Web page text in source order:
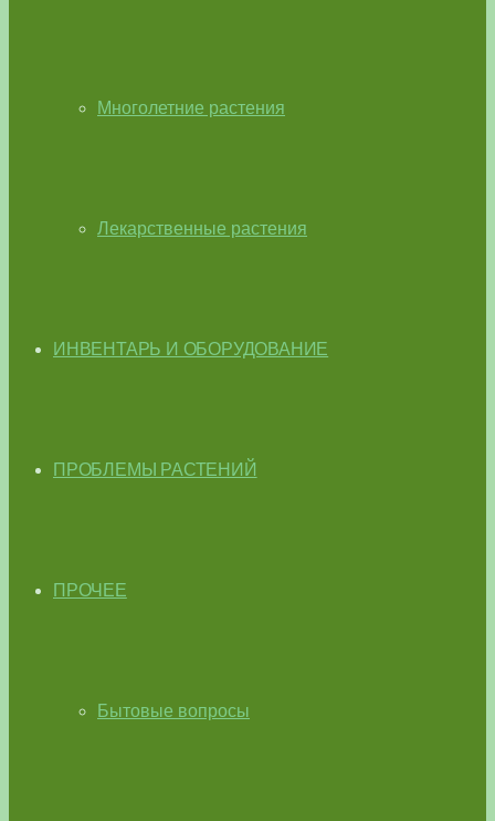
Многолетние растения
Лекарственные растения
ИНВЕНТАРЬ И ОБОРУДОВАНИЕ
ПРОБЛЕМЫ РАСТЕНИЙ
ПРОЧЕЕ
Бытовые вопросы